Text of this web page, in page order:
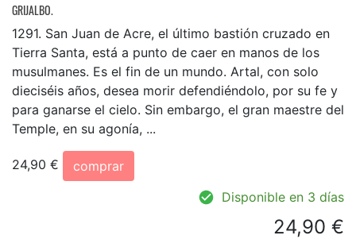
GRIJALBO.
1291. San Juan de Acre, el último bastión cruzado en
Tierra Santa, está a punto de caer en manos de los
musulmanes. Es el fin de un mundo. Artal, con solo
dieciséis años, desea morir defendiéndolo, por su fe y
para ganarse el cielo. Sin embargo, el gran maestre del
Temple, en su agonía, ...
24,90 €
comprar
Disponible en 3 días
24,90 €